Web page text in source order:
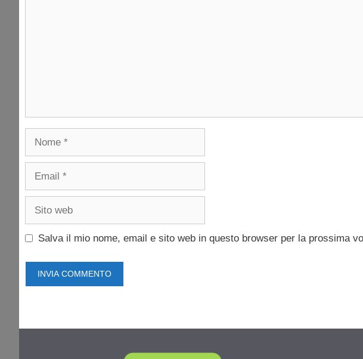
Salva il mio nome, email e sito web in questo browser per la prossima